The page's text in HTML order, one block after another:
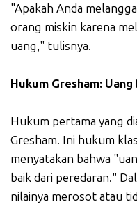
"Apakah Anda
orang miskin karena
uang," tulisnya.
Hukum Gresham:
Hukum pertama yang
Gresham. Ini hukum
menyatakan bahwa
baik dari peredaran."
nilainya merosot atau